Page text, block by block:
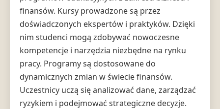
finansów. Kursy prowadzone są przez
doświadczonych ekspertów i praktyków. Dzięki
nim studenci mogą zdobywać nowoczesne
kompetencje i narzędzia niezbędne na rynku
pracy. Programy są dostosowane do
dynamicznych zmian w świecie finansów.
Uczestnicy uczą się analizować dane, zarządzać
ryzykiem i podejmować strategiczne decyzje.